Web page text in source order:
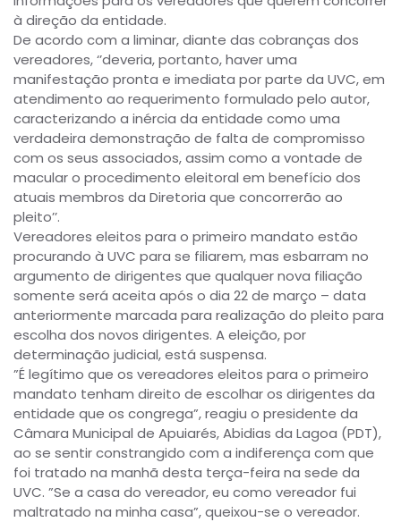
à direção da entidade.
De acordo com a liminar, diante das cobranças dos
vereadores, ‘’deveria, portanto, haver uma
manifestação pronta e imediata por parte da UVC, em
atendimento ao requerimento formulado pelo autor,
caracterizando a inércia da entidade como uma
verdadeira demonstração de falta de compromisso
com os seus associados, assim como a vontade de
macular o procedimento eleitoral em benefício dos
atuais membros da Diretoria que concorrerão ao
pleito’’.
Vereadores eleitos para o primeiro mandato estão
procurando à UVC para se filiarem, mas esbarram no
argumento de dirigentes que qualquer nova filiação
somente será aceita após o dia 22 de março – data
anteriormente marcada para realização do pleito para
escolha dos novos dirigentes. A eleição, por
determinação judicial, está suspensa.
”É legítimo que os vereadores eleitos para o primeiro
mandato tenham direito de escolhar os dirigentes da
entidade que os congrega”, reagiu o presidente da
Câmara Municipal de Apuiarés, Abidias da Lagoa (PDT),
ao se sentir constrangido com a indiferença com que
foi tratado na manhã desta terça-feira na sede da
UVC. ”Se a casa do vereador, eu como vereador fui
maltratado na minha casa”, queixou-se o vereador.